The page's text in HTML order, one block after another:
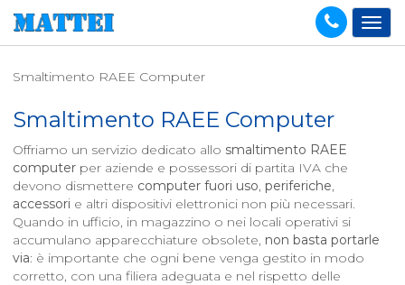
Smaltimento RAEE Computer
Smaltimento RAEE Computer
Offriamo un servizio dedicato allo smaltimento RAEE
computer per aziende e possessori di partita IVA che
devono dismettere computer fuori uso, periferiche,
accessori e altri dispositivi elettronici non più necessari.
Quando in ufficio, in magazzino o nei locali operativi si
accumulano apparecchiature obsolete, non basta portarle
via: è importante che ogni bene venga gestito in modo
corretto, con una filiera adeguata e nel rispetto delle